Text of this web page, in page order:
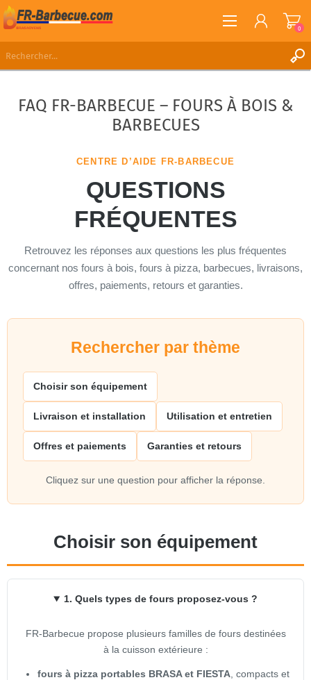
CONNEXION
0
FAQ FR-BARBECUE – FOURS À BOIS &
BARBECUES
CENTRE D’AIDE FR-BARBECUE
QUESTIONS
FRÉQUENTES
Retrouvez les réponses aux questions les plus fréquentes
concernant nos fours à bois, fours à pizza, barbecues, livraisons,
offres, paiements, retours et garanties.
Rechercher par thème
Choisir son équipement
Livraison et installation Utilisation et entretien
Offres et paiements Garanties et retours
Cliquez sur une question pour afficher la réponse.
Choisir son équipement
1. Quels types de fours proposez-vous ?
FR-Barbecue propose plusieurs familles de fours destinées
à la cuisson extérieure :
fours à pizza portables BRASA et FIESTA, compacts et